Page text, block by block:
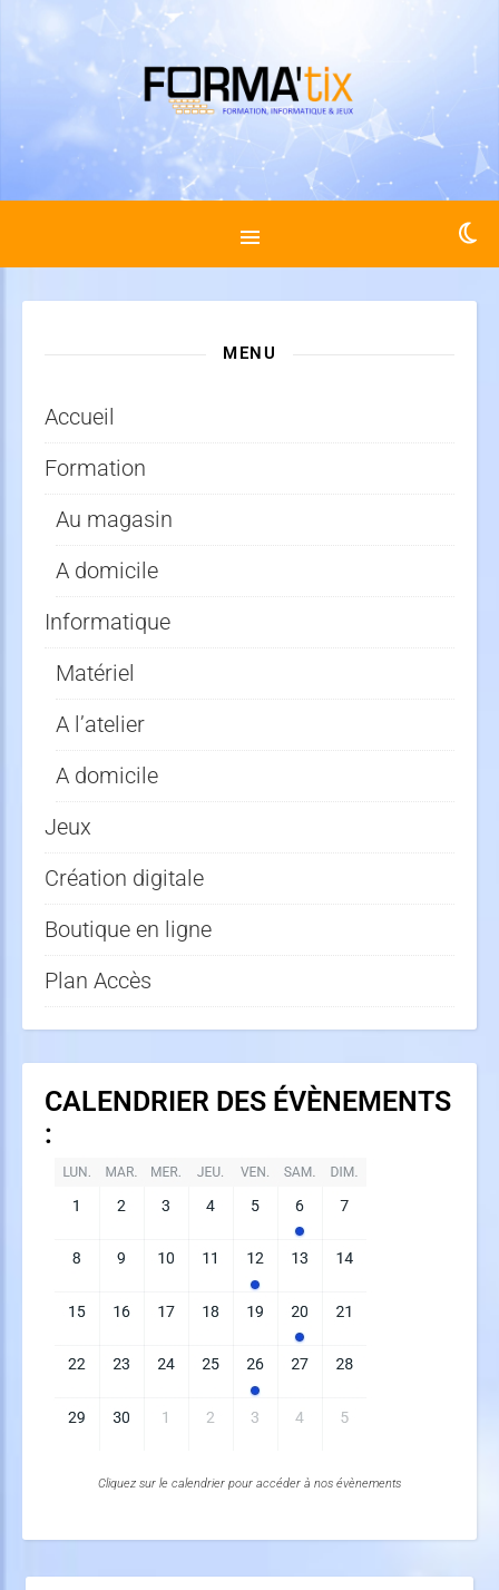
MENU
Accueil
Formation
Au magasin
A domicile
Informatique
Matériel
A l’atelier
A domicile
Jeux
Création digitale
Boutique en ligne
Plan Accès
CALENDRIER DES ÉVÈNEMENTS
:
Cliquez sur le calendrier pour accéder à nos évènements